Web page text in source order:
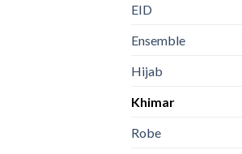
EID
Ensemble
Hijab
Khimar
Robe